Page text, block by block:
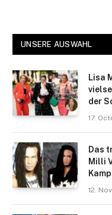
UNSERE AUSWAHL
Lisa
der
17.
Das
Milli
12.